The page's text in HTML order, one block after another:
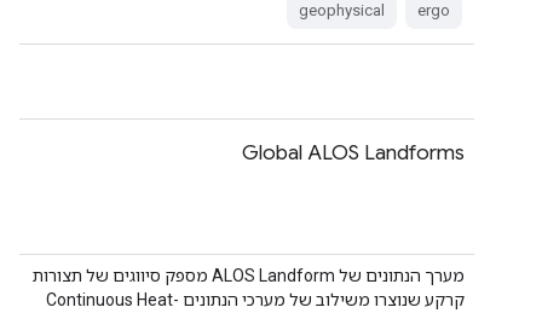
ergo
geophysical
Global ALOS Landforms
מערך הנתונים של ALOS Landform מספק סיווגים של תצורות
קרקע שנוצרו משילוב של מערכי הנתונים Continuous Heat-